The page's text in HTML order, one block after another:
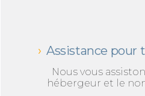
Assistance pour
Nous vous
hébergeur et le